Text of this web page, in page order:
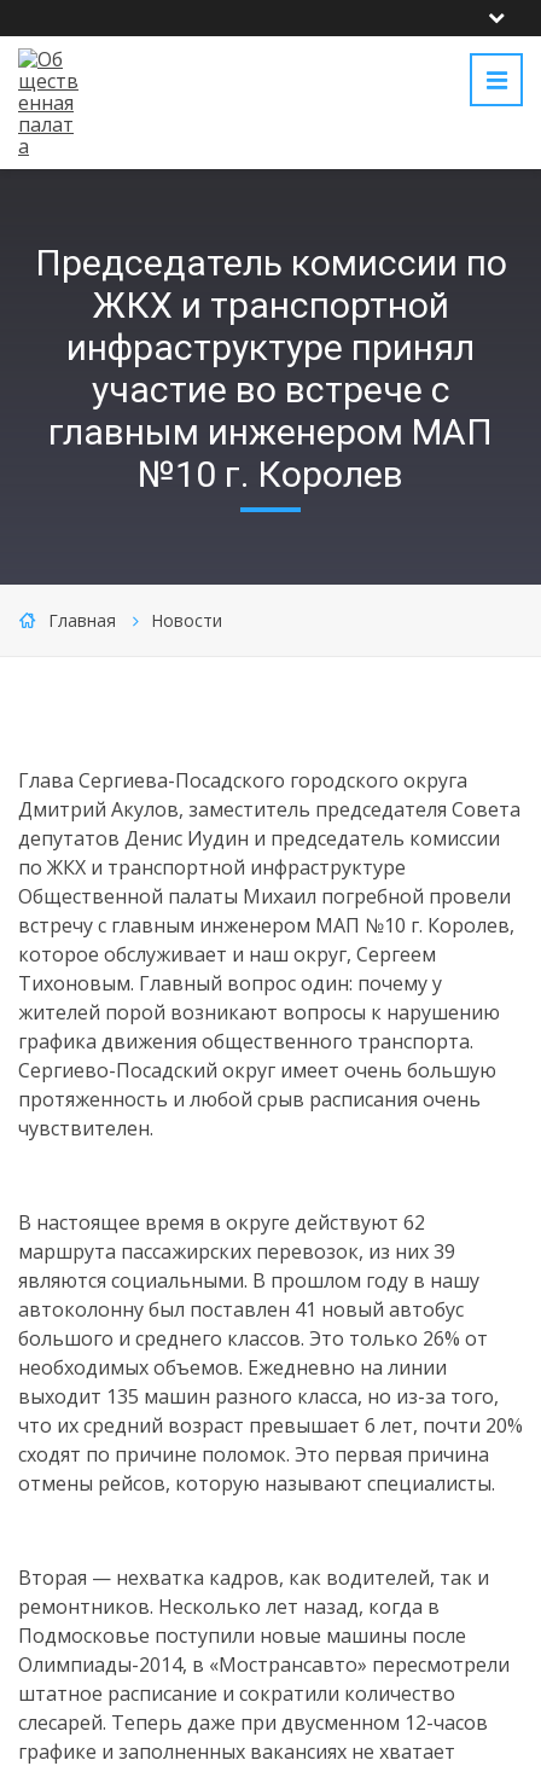
Председатель комиссии по
ЖКХ и транспортной
инфраструктуре принял
участие во встрече с
главным инженером МАП
№10 г. Королев
Главная Новости
Глава Сергиева-Посадского городского округа
Дмитрий Акулов, заместитель председателя Совета
депутатов Денис Иудин и председатель комиссии
по ЖКХ и транспортной инфраструктуре
Общественной палаты Михаил погребной провели
встречу с главным инженером МАП №10 г. Королев,
которое обслуживает и наш округ, Сергеем
Тихоновым. Главный вопрос один: почему у
жителей порой возникают вопросы к нарушению
графика движения общественного транспорта.
Сергиево-Посадский округ имеет очень большую
протяженность и любой срыв расписания очень
чувствителен.
В настоящее время в округе действуют 62
маршрута пассажирских перевозок, из них 39
являются социальными. В прошлом году в нашу
автоколонну был поставлен 41 новый автобус
большого и среднего классов. Это только 26% от
необходимых объемов. Ежедневно на линии
выходит 135 машин разного класса, но из-за того,
что их средний возраст превышает 6 лет, почти 20%
сходят по причине поломок. Это первая причина
отмены рейсов, которую называют специалисты.
Вторая — нехватка кадров, как водителей, так и
ремонтников. Несколько лет назад, когда в
Подмосковье поступили новые машины после
Олимпиады-2014, в «Мострансавто» пересмотрели
штатное расписание и сократили количество
слесарей. Теперь даже при двусменном 12-часов
графике и заполненных вакансиях не хватает